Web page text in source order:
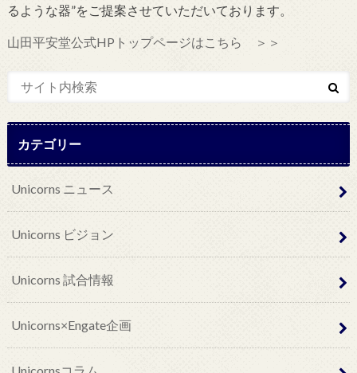
るような器”をご提案させていただいております。
山田平安堂公式HPトップページはこちら ＞＞
カテゴリー
Unicorns ニュース
Unicorns ビジョン
Unicorns 試合情報
Unicorns×Engate企画